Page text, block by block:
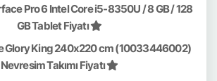
Pro 6 Intel Core i5-8350U / 8 GB / 128
GB Tablet Fiyatı
Glory King 240x220 cm (10033446002)
Nevresim Takımı Fiyatı